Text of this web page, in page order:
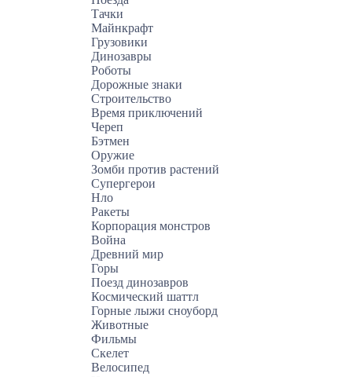
Тачки
Майнкрафт
Грузовики
Динозавры
Роботы
Дорожные знаки
Строительство
Время приключений
Череп
Бэтмен
Оружие
Зомби против растений
Супергерои
Нло
Ракеты
Корпорация монстров
Война
Древний мир
Горы
Поезд динозавров
Космический шаттл
Горные лыжи сноуборд
Животные
Фильмы
Скелет
Велосипед